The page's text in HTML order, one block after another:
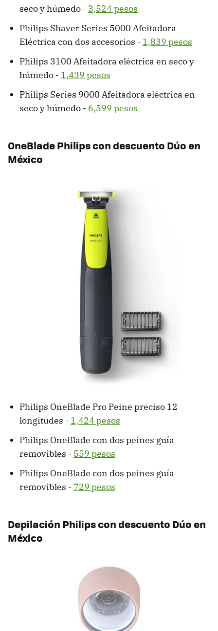
seco y húmedo - 3,524 pesos
Philips Shaver Series 5000 Afeitadora
Eléctrica con dos accesorios - 1,839 pesos
Philips 3100 Afeitadora eléctrica en seco y
húmedo - 1,439 pesos
Philips Series 9000 Afeitadora eléctrica en
seco y húmedo - 6,599 pesos
OneBlade Philips con descuento Dúo en
México
Philips OneBlade Pro Peine preciso 12
longitudes - 1,424 pesos
Philips OneBlade con dos peines guía
removibles - 559 pesos
Philips OneBlade con dos peines guía
removibles - 729 pesos
Depilación Philips con descuento Dúo en
México